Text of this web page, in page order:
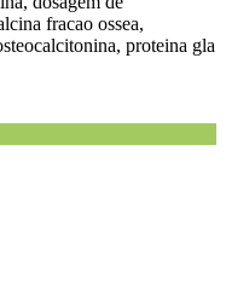
fracao ossea,
proteina gla